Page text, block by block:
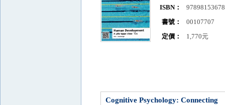
ISBN：
書號：
00107707
定價：
1,770元
Cognitive Psychology: Connecting